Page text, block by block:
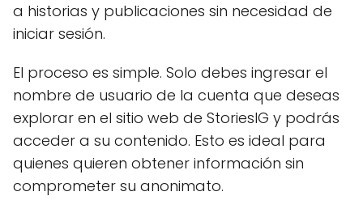
a historias y publicaciones sin necesidad de
iniciar sesión.
El proceso es simple. Solo debes ingresar el
nombre de usuario de la cuenta que deseas
explorar en el sitio web de StoriesIG y podrás
acceder a su contenido. Esto es ideal para
quienes quieren obtener información sin
comprometer su anonimato.